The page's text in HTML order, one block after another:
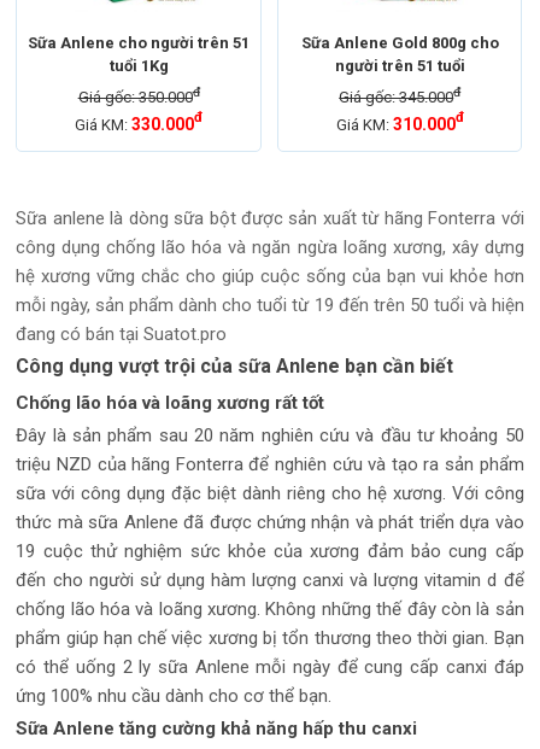
Sữa Anlene cho người trên 51
tuổi 1Kg
Giá gốc: 350.000đ
Giá KM:330.000đ
Sữa Anlene Gold 800g cho
người trên 51 tuổi
Giá gốc: 345.000đ
Giá KM: 310.000đ
Sữa anlene là dòng sữa bột được sản xuất từ hãng Fonterra với
công dụng chống lão hóa và ngăn ngừa loãng xương, xây dựng
hệ xương vững chắc cho giúp cuộc sống của bạn vui khỏe hơn
mỗi ngày, sản phẩm dành cho tuổi từ 19 đến trên 50 tuổi và hiện
đang có bán tại Suatot.pro
Công dụng vượt trội của sữa Anlene bạn cần biết
Chống lão hóa và loãng xương rất tốt
Đây là sản phẩm sau 20 năm nghiên cứu và đầu tư khoảng 50
triệu NZD của hãng Fonterra để nghiên cứu và tạo ra sản phẩm
sữa với công dụng đặc biệt dành riêng cho hệ xương. Với công
thức mà sữa Anlene đã được chứng nhận và phát triển dựa vào
19 cuộc thử nghiệm sức khỏe của xương đảm bảo cung cấp
đến cho người sử dụng hàm lượng canxi và lượng vitamin d để
chống lão hóa và loãng xương. Không những thế đây còn là sản
phẩm giúp hạn chế việc xương bị tổn thương theo thời gian. Bạn
có thể uống 2 ly sữa Anlene mỗi ngày để cung cấp canxi đáp
ứng 100% nhu cầu dành cho cơ thể bạn.
Sữa Anlene tăng cường khả năng hấp thu canxi